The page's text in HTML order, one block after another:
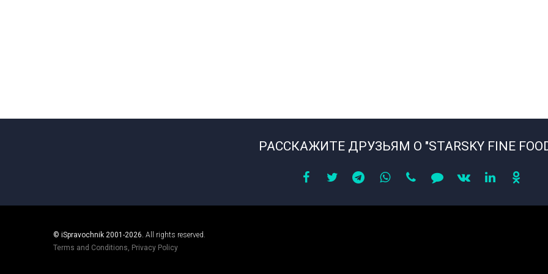
РАССКАЖИТЕ ДРУЗЬЯМ О "STARSKY FINE
© iSpravochnik 2001-2026. All rights reserved.
Terms and Conditions, Privacy Policy